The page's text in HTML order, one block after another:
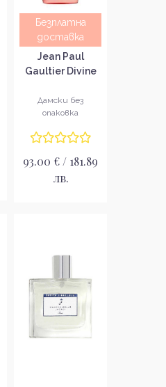
Безплатна
доставка
Jean Paul
Gaultier Divine
Парфюмна вода
за жени без
опаковка EDP
Дамски без
опаковка
93.00 € / 181.89
лв.